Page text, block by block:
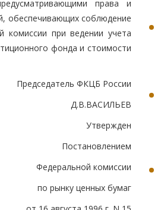
права и
обеспечивающих соблюдение
комиссии при ведении учета
фонда и стоимости
Председатель ФКЦБ России
Д.В.ВАСИЛЬЕВ
Утвержден
Постановлением
Федеральной комиссии
по рынку ценных бумаг